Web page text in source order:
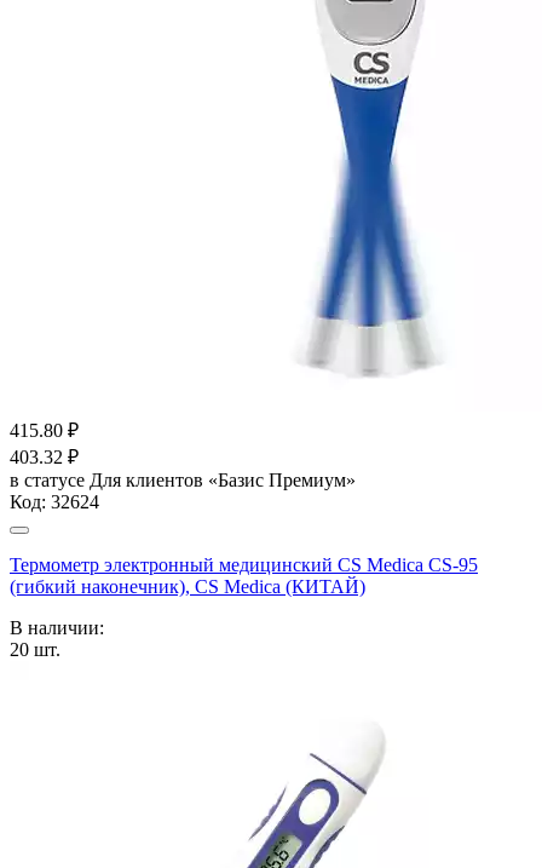
415.80 ₽
403.32 ₽
в статусе Для клиентов «Базис Премиум»
Код: 32624
Термометр электронный медицинский CS Medica CS-95
(гибкий наконечник), CS Medica (КИТАЙ)
В наличии:
20 шт.